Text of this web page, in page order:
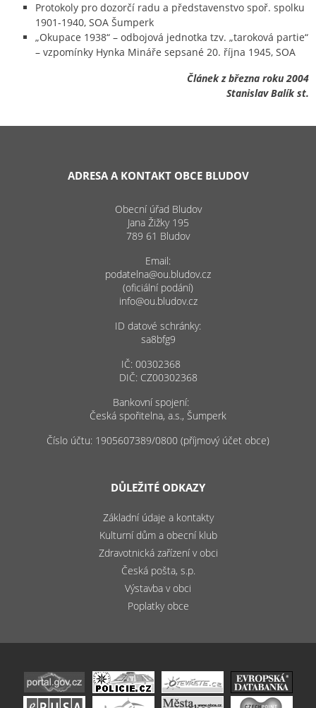
Protokoly pro dozorčí radu a představenstvo spoř. spolku
1901-1940, SOA Šumperk
„Okupace 1938“ – odbojová jednotka tzv. „taroková partie“
– vzpomínky Hynka Mináře sepsané 20. října 1945, SOA
Článek z března roku 2004
Stanislav Balík st.
ADRESA A KONTAKT OBCE BLUDOV
Obecní úřad Bludov
Jana Žižky 195
789 61 Bludov
Email:
podatelna@ou.bludov.cz
(oficiální podání)
info@ou.bludov.cz
ID datové schránky:
sa8bfg9
IČ: 00302368
DIČ: CZ00302368
Bankovní spojení:
Česká spořitelna, a.s., Šumperk
Číslo účtu: 1905607389/0800 (příjmový účet obce)
DŮLEŽITÉ ODKAZY
Základní údaje a kontakty
Kulturní dům a obecní klub
Zdravotnická zařízení v obci
Česká pošta, s.p.
Výstavba v obci
Poplatky obce